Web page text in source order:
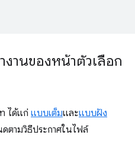
านของหน้าตัวเลือก
ได้แก่ แบบเต็มและแบบฝัง
ตามวิธีประกาศในไฟล์